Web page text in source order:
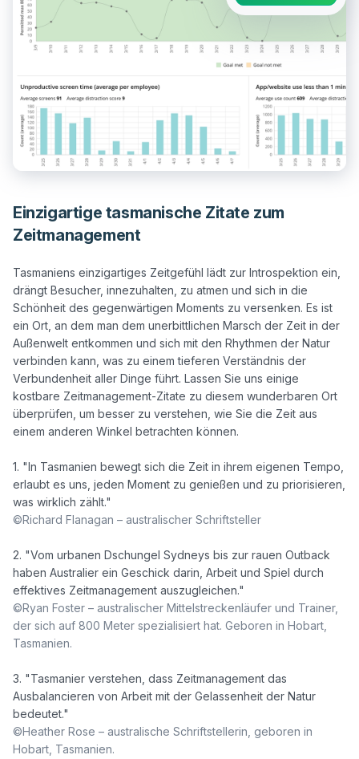
Einzigartige tasmanische Zitate zum
Zeitmanagement
Tasmaniens einzigartiges Zeitgefühl lädt zur Introspektion ein,
drängt Besucher, innezuhalten, zu atmen und sich in die
Schönheit des gegenwärtigen Moments zu versenken. Es ist
ein Ort, an dem man dem unerbittlichen Marsch der Zeit in der
Außenwelt entkommen und sich mit den Rhythmen der Natur
verbinden kann, was zu einem tieferen Verständnis der
Verbundenheit aller Dinge führt. Lassen Sie uns einige
kostbare Zeitmanagement-Zitate zu diesem wunderbaren Ort
überprüfen, um besser zu verstehen, wie Sie die Zeit aus
einem anderen Winkel betrachten können.
1. "In Tasmanien bewegt sich die Zeit in ihrem eigenen Tempo,
erlaubt es uns, jeden Moment zu genießen und zu priorisieren,
©Richard Flanagan – australischer Schriftsteller
2. "Vom urbanen Dschungel Sydneys bis zur rauen Outback
haben Australier ein Geschick darin, Arbeit und Spiel durch
©Ryan Foster – australischer Mittelstreckenläufer und Trainer,
der sich auf 800 Meter spezialisiert hat. Geboren in Hobart,
Tasmanien.
3. "Tasmanier verstehen, dass Zeitmanagement das
Ausbalancieren von Arbeit mit der Gelassenheit der Natur
©Heather Rose – australische Schriftstellerin, geboren in
Hobart, Tasmanien.